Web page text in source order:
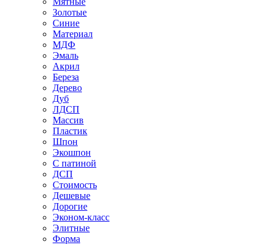
Золотые
Синие
Материал
МДФ
Эмаль
Акрил
Береза
Дерево
Дуб
ЛДСП
Массив
Пластик
Шпон
Экошпон
С патиной
ДСП
Стоимость
Дешевые
Дорогие
Эконом-класс
Элитные
Форма